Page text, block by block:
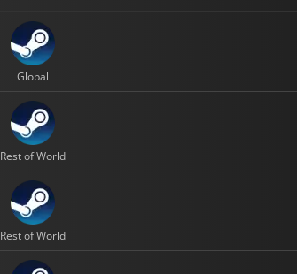
Global
Rest of World
Rest of World